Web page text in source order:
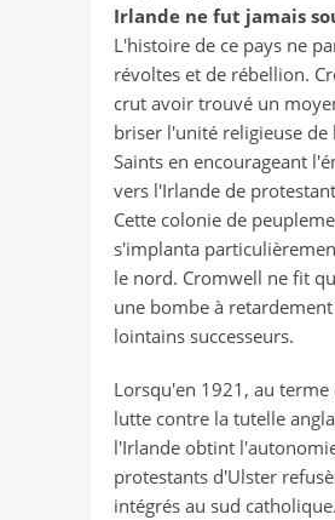
Irlande ne fut jamais
L'histoire de ce pays ne
révoltes et de rébellion.
crut avoir trouvé un
briser l'unité religieuse de
Saints en encourageant
vers l'Irlande de
Cette colonie de
s'implanta
le nord. Cromwell ne fit
une bombe à retardement
lointains successeurs.
Lorsqu'en 1921, au terme
lutte contre la tutelle
l'Irlande obtint
protestants d'Ulster
intégrés au sud